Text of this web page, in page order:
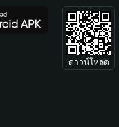
ดาวน์โหลด